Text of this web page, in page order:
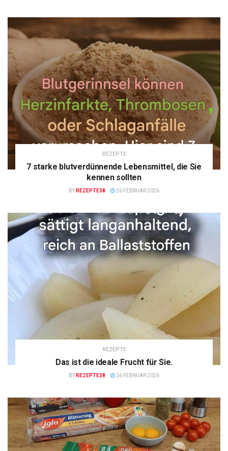
REZEPTE
7 starke blutverdünnende Lebensmittel, die Sie
kennen sollten
BY REZEPTE38 26 FEBRUAR 2026
REZEPTE
Das ist die ideale Frucht für Sie.
BY REZEPTE38 26 FEBRUAR 2026